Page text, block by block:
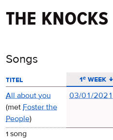
the knocks
Songs
titel 1ᵉ week
aflopend sorteren
All about you
(met Foster the
People)
03/01/2021
1 song